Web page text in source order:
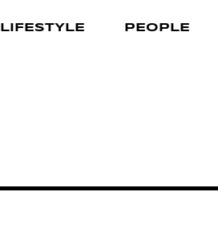
LIFESTYLE PEOPLE